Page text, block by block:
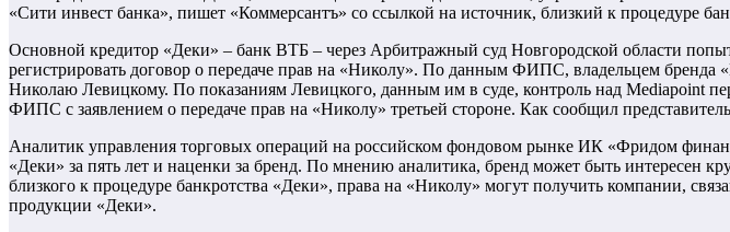
«Сити инвест банка», пишет «Коммерсантъ» со ссылкой на источник, близкий к процедуре
Основной кредитор «Деки» – банк ВТБ – через Арбитражный суд Новгородской области
регистрировать договор о передаче прав на «Николу». По данным ФИПС, владельцем бренда
Николаю Левицкому. По показаниям Левицкого, данным им в суде, контроль над Mediapoint
ФИПС с заявлением о передаче прав на «Николу» третьей стороне. Как сообщил
Аналитик управления торговых операций на российском фондовом рынке ИК «Фридом
«Деки» за пять лет и наценки за бренд. По мнению аналитика, бренд может быть интересен
близкого к процедуре банкротства «Деки», права на «Николу» могут получить компании,
продукции «Деки».